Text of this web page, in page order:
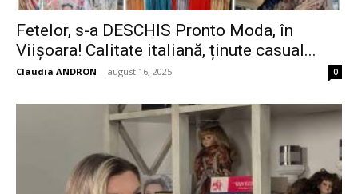
Fetelor, s-a DESCHIS Pronto Moda, în
Viișoara! Calitate italiană, ținute casual...
Claudia ANDRON - august 16, 2025 0